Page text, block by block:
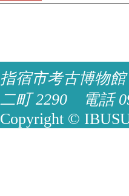
指宿市考古博物
二町 2290 電話
Copyright ©